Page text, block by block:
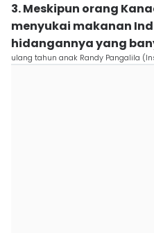
3. Meskipun orang
menyukai makanan
hidangannya yang
ulang tahun anak Randy Pangalila